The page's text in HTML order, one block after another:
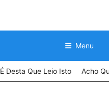
Menu
É Desta Que Leio Isto Acho